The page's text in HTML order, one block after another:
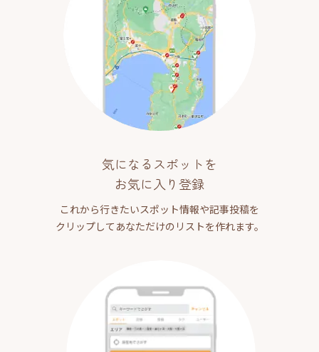
気になるスポットを
お気に入り登録
これから行きたいスポット情報や記事投稿を
クリップしてあなただけのリストを作れます。